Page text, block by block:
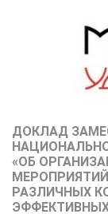
ДОКЛАД
«ОБ
РАЗЛИЧНЫХ